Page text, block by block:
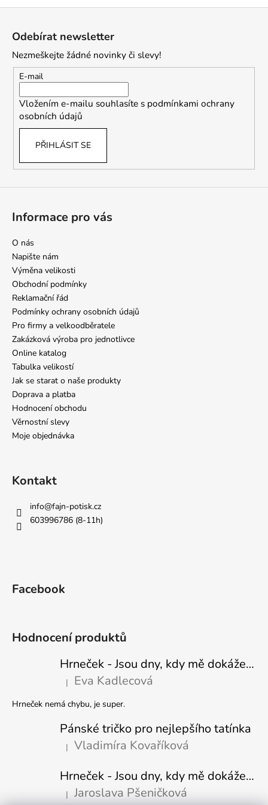
Odebírat newsletter
Nezmeškejte žádné novinky či slevy!
E-mail
Vložením e-mailu souhlasíte s podmínkami ochrany
osobních údajů
PŘIHLÁSIT SE
Informace pro vás
O nás
Napište nám
Výměna velikosti
Obchodní podmínky
Reklamační řád
Podmínky ochrany osobních údajů
Pro firmy a velkoodběratele
Zakázková výroba pro jednotlivce
Online katalog
Tabulka velikostí
Jak se starat o naše produkty
Doprava a platba
Hodnocení obchodu
Věrnostní slevy
Moje objednávka
Kontakt
info@fajn-potisk.cz
603996786 (8-11h)
Facebook
Hodnocení produktů
Hrneček - Jsou dny, kdy mě dokáže nasrat i vzduch - Sova
Hodnocení produktu je 5 z 5 hvězdiček.
| Eva Kadlecová
Hrneček nemá chybu, je super.
Pánské tričko pro nejlepšího tatínka
Hodnocení produktu je 5 z 5 hvězdiček.
| Vladimíra Kovaříková
Hrneček - Jsou dny, kdy mě dokáže nasrat i vzduch-naštvaný pejsek
Hodnocení produktu je 5 z 5 hvězdiček.
| Jaroslava Pšeničková